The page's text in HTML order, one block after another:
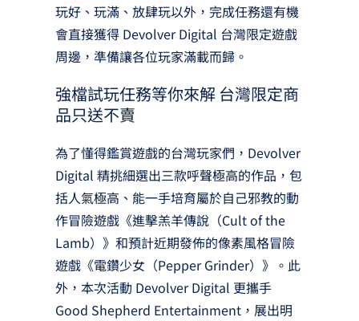
玩好、玩滿、放肆玩以外，完成任務還有機
會直接獲得 Devolver Digital 台灣限定遊戲
周邊，準備讓各位玩家滿載而歸。
強檔試玩任務等你來解 台灣限定商
品只送不賣
為了懂得鑑賞遊戲的台灣玩家們，Devolver
Digital 精挑細選出三款呼聲極高的作品，包
括人氣極高、能一手培育屬於自己邪教的動
作冒險遊戲《進擊羔羊傳說（Cult of the
Lamb）》和預計近期發佈的像素風格冒險
遊戲《電鑽少女（Pepper Grinder）》。此
外，本次活動 Devolver Digital 更攜手
Good Shepherd Entertainment，展出明